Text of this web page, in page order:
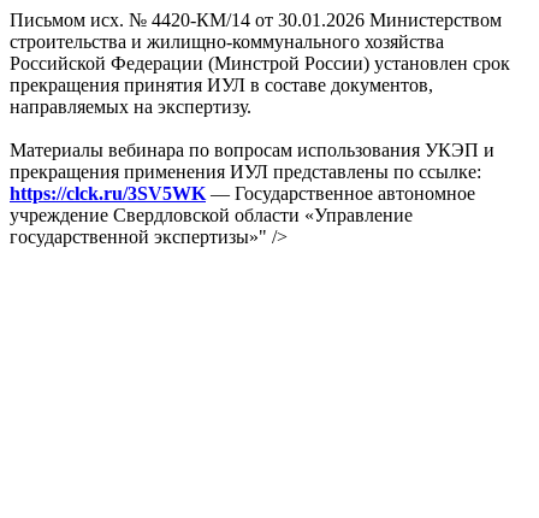
Письмом исх. № 4420-КМ/14 от 30.01.2026 Министерством
строительства и жилищно-коммунального хозяйства
Российской Федерации (Минстрой России) установлен срок
прекращения принятия ИУЛ в составе документов,
направляемых на экспертизу.
Материалы вебинара по вопросам использования УКЭП и
прекращения применения ИУЛ представлены по ссылке:
https://clck.ru/3SV5WK — Государственное автономное
учреждение Свердловской области «Управление
государственной экспертизы»" />